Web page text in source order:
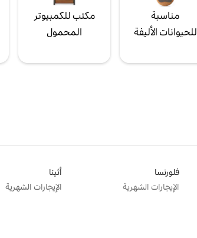
مناسبة
للحيوانات الأليفة
مكتب للكمبيوتر
المحمول
فلورنسا
الإيجارات الشهرية
أثينا
الإيجارات الشهرية